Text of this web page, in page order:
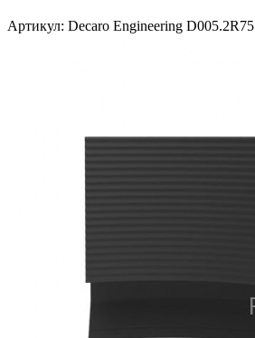
Артикул: Decaro Engineering D005.2R75